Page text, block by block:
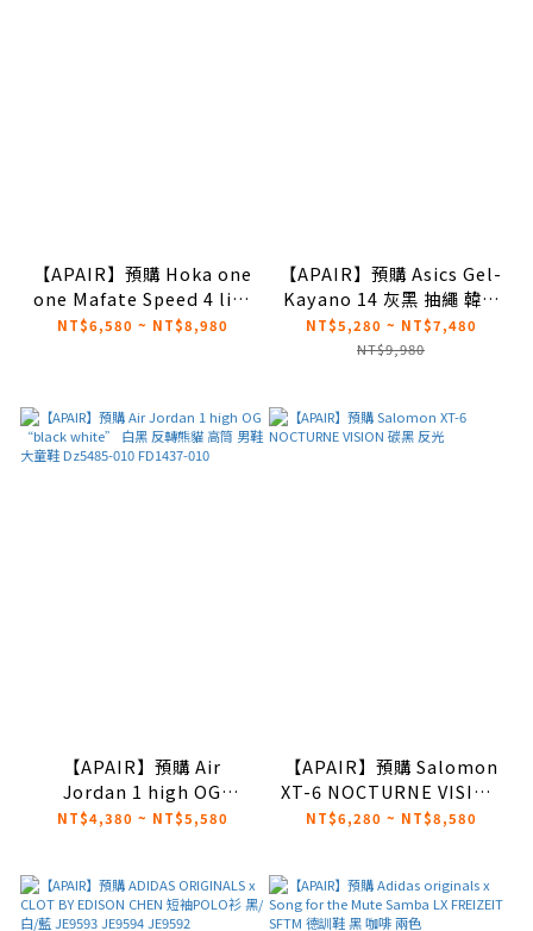
【APAIR】預購 Hoka one
one Mafate Speed 4 lite
男女鞋 越野跑鞋 機能跑鞋
NT$6,580 ~ NT$8,980
【APAIR】預購 Asics Gel-
Kayano 14 灰黑 抽繩 韓國
限定 1203A549-022
NT$5,280 ~ NT$7,480
NT$9,980
【APAIR】預購 Air
Jordan 1 high OG
“black white” 白黑 反
NT$4,380 ~ NT$5,580
【APAIR】預購 Salomon
XT-6 NOCTURNE VISION
碳黑 反光
NT$6,280 ~ NT$8,580